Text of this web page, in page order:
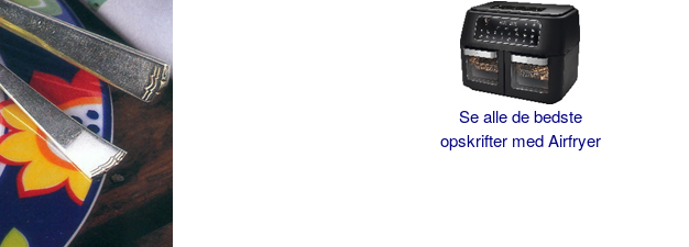
Se alle de bedste
opskrifter med Airfryer